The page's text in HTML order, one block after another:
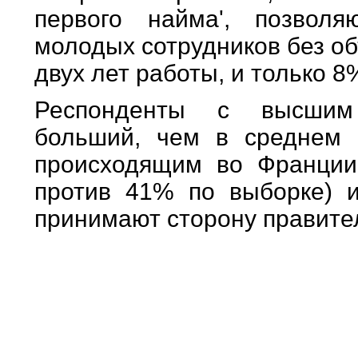
первого найма',
молодых сотрудников без
двух лет работы, и только
Респонденты с высшим
больший, чем в среднем
происходящим во
против 41% по выборке)
принимают сторону